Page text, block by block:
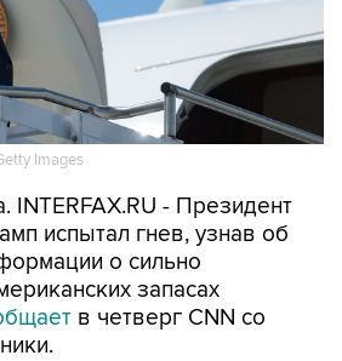
Images
INTERFAX.RU - Президент
испытал гнев, узнав об
о сильно
запасах
в четверг CNN со